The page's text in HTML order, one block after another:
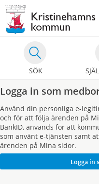
Välkommen
till
e-
tjänster
Kristinehamns
kommun
SÖK
Logga in som
Använd din personliga e-
och för att följa ärenden på
BankID, används för att
som använt e-tjänsten samt
ärenden på Mina sidor.